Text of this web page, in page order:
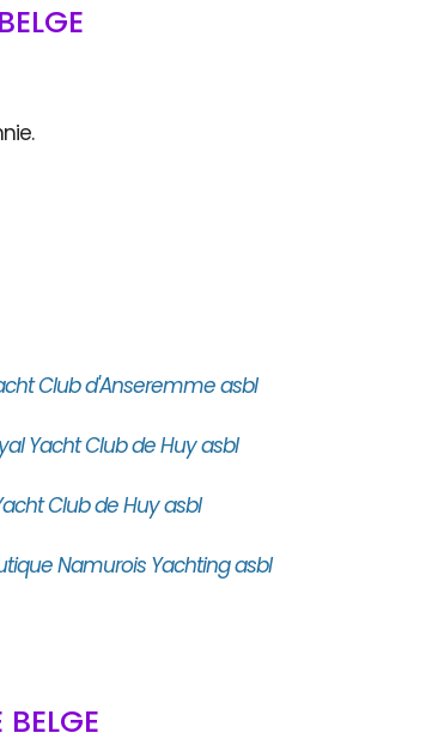
Club d'Anseremme asbl
Yacht Club de Huy asbl
Club de Huy asbl
Namurois Yachting asbl